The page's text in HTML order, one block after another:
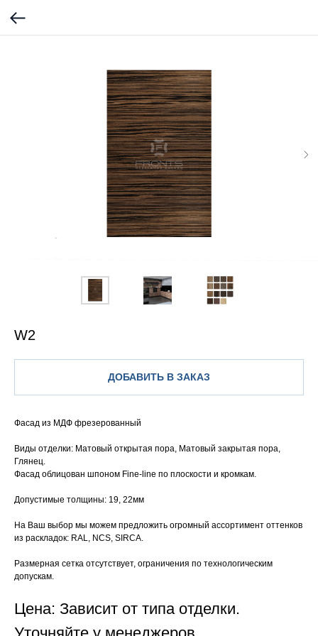
W2
ДОБАВИТЬ В ЗАКАЗ
Фасад из МДФ фрезерованный
Виды отделки: Матовый открытая пора, Матовый закрытая пора,
Глянец.
Фасад облицован шпоном Fine-line по плоскости и кромкам.
Допустимые толщины: 19, 22мм
На Ваш выбор мы можем предложить огромный ассортимент оттенков
из раскладок: RAL, NCS, SIRCA.
Размерная сетка отсутствует, ограничения по технологическим
допускам.
Цена: Зависит от типа отделки.